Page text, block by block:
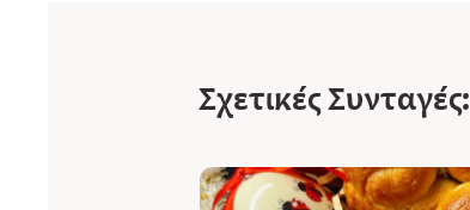
Σχετικές Συνταγές: